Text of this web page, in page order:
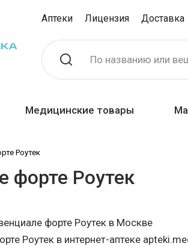
Аптеки Лицензия Доставка
По названию или
Медицинские товары
Роутек
форте Роутек
форте Роутек в Москве
Роутек в интернет-аптеке